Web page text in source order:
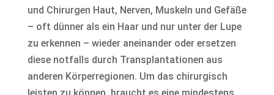
und Chirurgen Haut, Nerven, Muskeln und Gefäße
– oft dünner als ein Haar und nur unter der Lupe
zu erkennen – wieder aneinander oder ersetzen
diese notfalls durch Transplantationen aus
anderen Körperregionen. Um das chirurgisch